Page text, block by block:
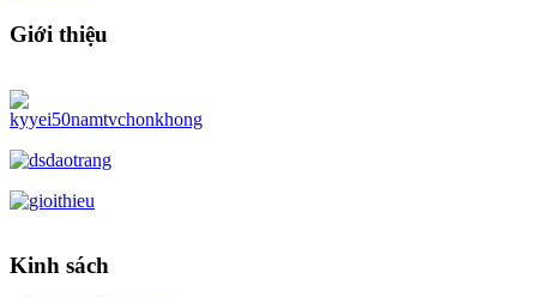
Giới thiệu
Kinh sách